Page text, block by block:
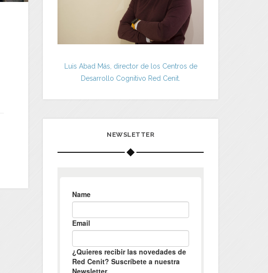
Luis Abad Más, director de los Centros de
Desarrollo Cognitivo Red Cenit.
NEWSLETTER